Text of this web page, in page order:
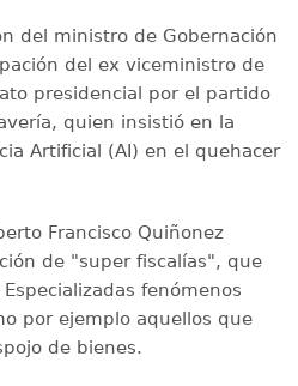
del ministro de Gobernación
del ex viceministro de
presidencial por el partido
quien insistió en la
Artificial (AI) en el quehacer
Francisco Quiñonez
de "super fiscalías", que
fenómenos
por ejemplo aquellos que
de bienes.